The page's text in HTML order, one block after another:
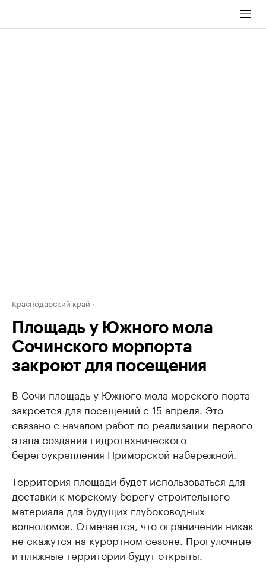
Краснодарский край
Площадь у Южного мола
Сочинского морпорта
закроют для посещения
В Сочи площадь у Южного мола морского порта
закроется для посещений с 15 апреля. Это
связано с началом работ по реализации первого
этапа создания гидротехнического
берегоукрепления Приморской набережной.
Территория площади будет использоваться для
доставки к морскому берегу строительного
материала для будущих глубоководных
волноломов. Отмечается, что ограничения никак
не скажутся на курортном сезоне. Прогулочные
и пляжные территории будут открыты.